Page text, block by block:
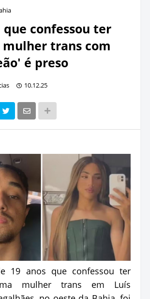
que confessou ter
trans com
é preso
10.12.25
19 anos que confessou ter
mulher trans em Luís